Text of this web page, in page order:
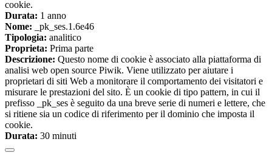
cookie.
Durata: 1 anno
Nome: _pk_ses.1.6e46
Tipologia: analitico
Proprieta: Prima parte
Descrizione: Questo nome di cookie è associato alla piattaforma di
analisi web open source Piwik. Viene utilizzato per aiutare i
proprietari di siti Web a monitorare il comportamento dei visitatori e
misurare le prestazioni del sito. È un cookie di tipo pattern, in cui il
prefisso _pk_ses è seguito da una breve serie di numeri e lettere, che
si ritiene sia un codice di riferimento per il dominio che imposta il
cookie.
Durata: 30 minuti